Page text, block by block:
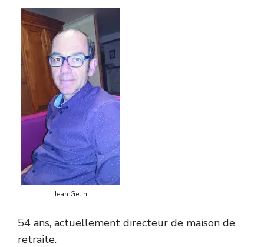
Jean Getin
54 ans, actuellement directeur de maison de
retraite.